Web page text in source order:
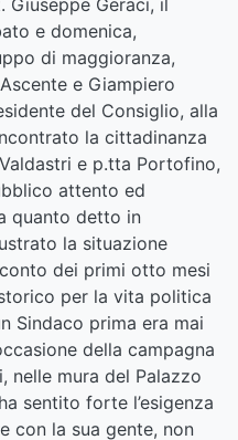
Geraci, il
e domenica,
di maggioranza,
e Giampiero
del Consiglio, alla
la cittadinanza
e p.tta Portofino,
attento ed
quanto detto in
la situazione
dei primi otto mesi
per la vita politica
Sindaco prima era mai
della campagna
nelle mura del Palazzo
sentito forte l’esigenza
con la sua gente, non